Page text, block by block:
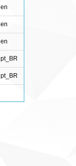
en
en
en
pt_BR
pt_BR